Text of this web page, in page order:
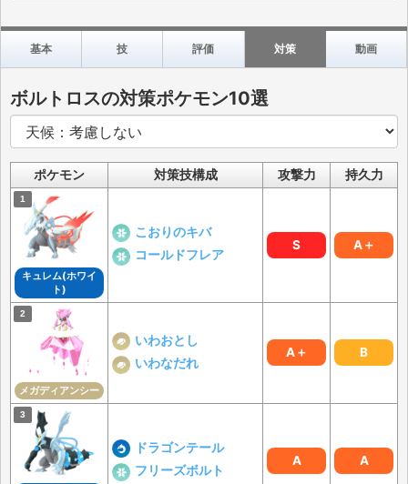
基本 技 評価 対策 動画
ボルトロスの対策ポケモン10選
ポケモン 対策技構成 攻撃力 持久力
キュレム(ホワイ
ト)
こおりのキバ
コールドフレア
S A＋
メガディアンシー
いわおとし
いわなだれ
A＋ B
ドラゴンテール
フリーズボルト
A A